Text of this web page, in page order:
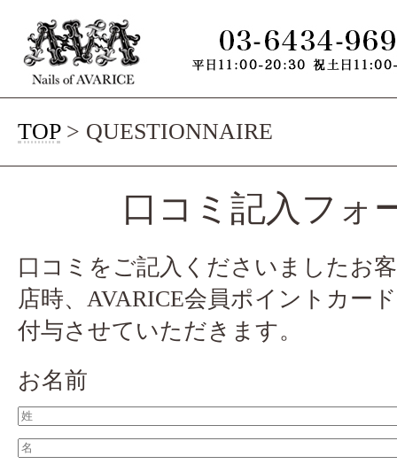
TOP> QUESTIONNAIRE
口コミ記入フォ
口コミをご記入くださいましたお
店時、AVARICE会員ポイントカー
付与させていただきます。
お名前